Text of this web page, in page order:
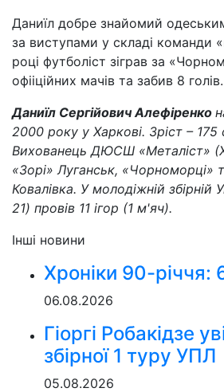
Даниїл добре знайомий
за виступами у складі команди
році футболіст зіграв за
офііційних мачів та забив 8 голів.
Даниїл Сергійович Алефіренко
2000 року у Харкові. Зріст – 175
Вихованець ДЮСШ «Металіст»
«Зорі» Луганськ, «Чорноморці»
Ковалівка. У молодіжній збірній
21) провів 11 ігор (1 м'яч).
Інші новини
Хроніки 90-річчя:
06.08.2026
Гіоргі Робакідзе
збірної 1 туру УПЛ
05.08.2026